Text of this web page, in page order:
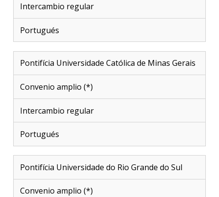
Intercambio regular
Portugués
Pontifícia Universidade Católica de Minas Gerais
Convenio amplio (*)
Intercambio regular
Portugués
Pontifícia Universidade do Rio Grande do Sul
Convenio amplio (*)